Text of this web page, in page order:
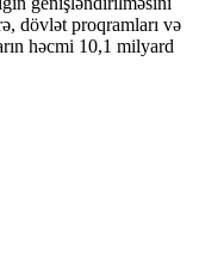
dövlət proqramları və
həcmi 10,1 milyard